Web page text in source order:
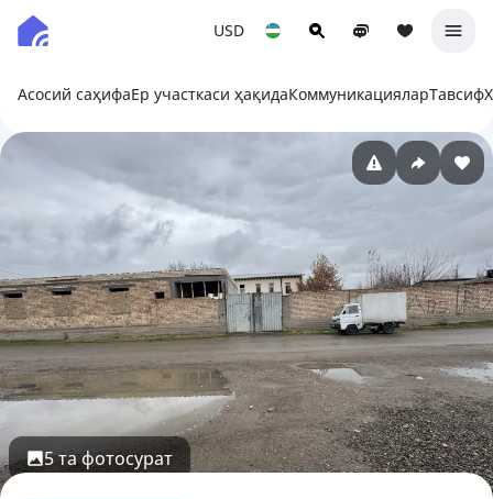
USD
Асосий саҳифаЕр участкаси ҳақидаКоммуникацияларТавсиф
5 та фотосурат